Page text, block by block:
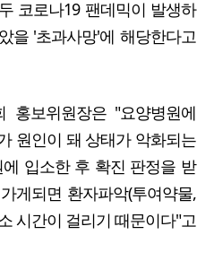
코로나19 팬데믹이 발생하
을 '초과사망'에 해당한다고
홍보위원장은 "요양병원에
원인이 돼 상태가 악화되는
입소한 후 확진 판정을 받
게되면 환자파악(투여약물,
시간이 걸리기 때문이다"고